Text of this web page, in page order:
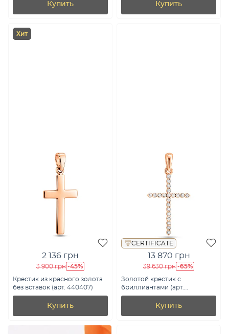
Купить Купить
Хит
2 136 грн
3 900 грн -45%
Крестик из красного золота
без вставок (арт. 440407)
Купить
CERTIFICATE
13 870 грн
39 630 грн -65%
Золотой крестик с
бриллиантами (арт.
П011192015)
Купить